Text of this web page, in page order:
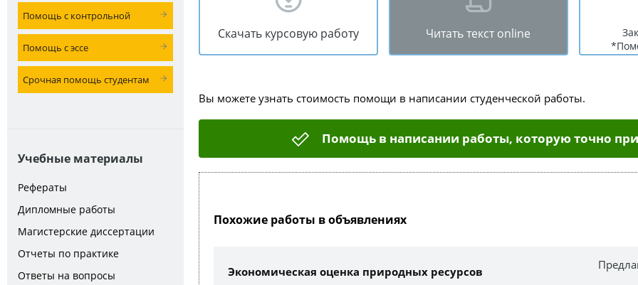
Помощь с контрольной
Помощь с эссе
Срочная помощь студентам
Учебные материалы
Рефераты
Дипломные работы
Магистерские диссертации
Отчеты по практике
Ответы на вопросы
Скачать курсовую работу Читать текст online
Вы можете узнать стоимость помощи в написании студенческой работы.
Помощь в написании работы, которую точно
Похожие работы в объявлениях
Экономическая оценка природных ресурсов